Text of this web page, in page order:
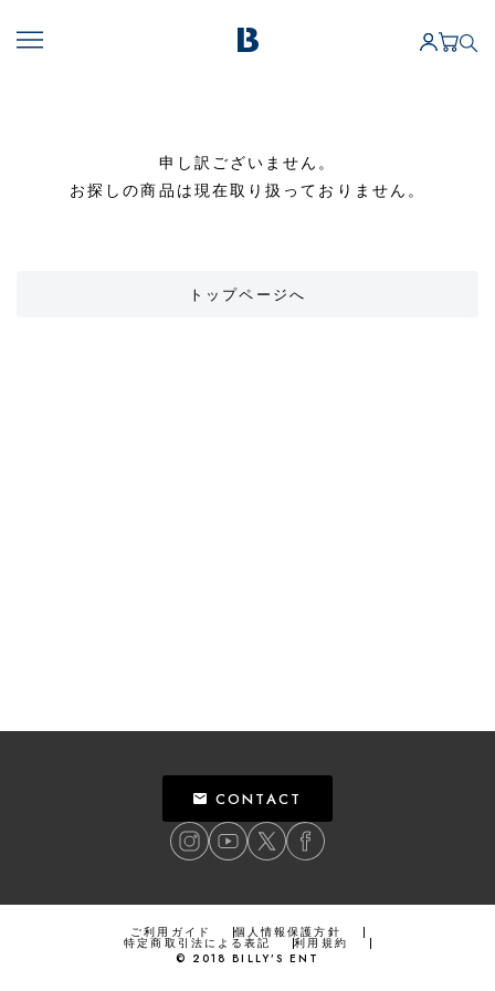
申し訳ございません。
お探しの商品は現在取り扱っておりません。
トップページへ
CONTACT
ご利用ガイド 個人情報保護方針
特定商取引法による表記
利用規約
© 2018 BILLY’S ENT